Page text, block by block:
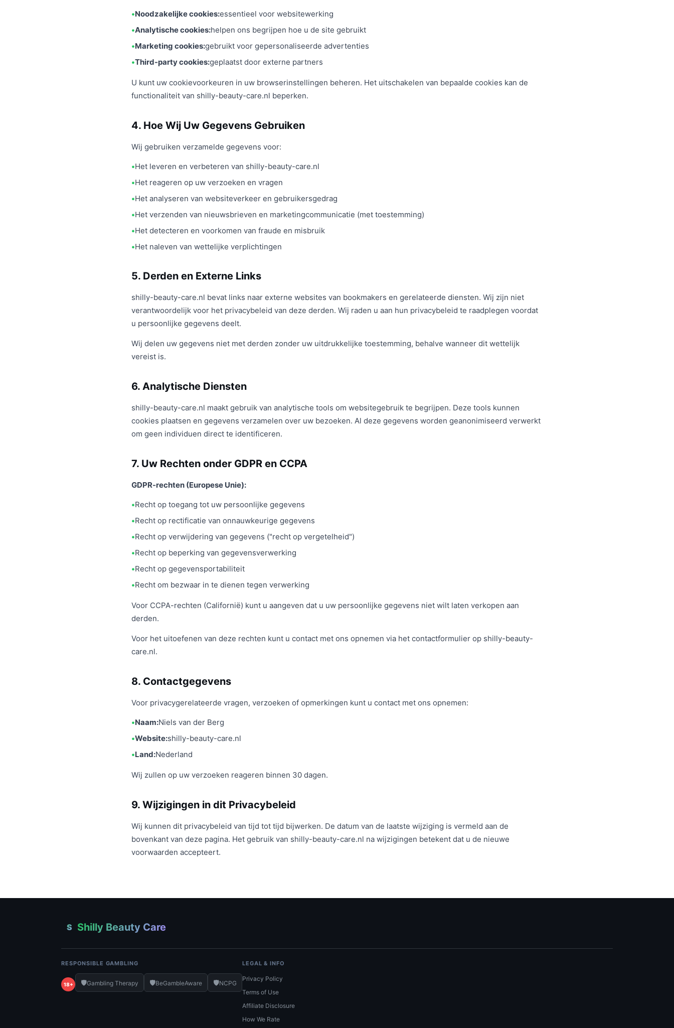
Noodzakelijke cookies:essentieel voor websitewerking
Analytische cookies:helpen ons begrijpen hoe u de site gebruikt
Marketing cookies:gebruikt voor gepersonaliseerde advertenties
Third-party cookies:geplaatst door externe partners
U kunt uw cookievoorkeuren in uw browserinstellingen beheren. Het uitschakelen van bepaalde cookies kan de
functionaliteit van shilly-beauty-care.nl beperken.
4. Hoe Wij Uw Gegevens Gebruiken
Wij gebruiken verzamelde gegevens voor:
Het leveren en verbeteren van shilly-beauty-care.nl
Het reageren op uw verzoeken en vragen
Het analyseren van websiteverkeer en gebruikersgedrag
Het verzenden van nieuwsbrieven en marketingcommunicatie (met toestemming)
Het detecteren en voorkomen van fraude en misbruik
Het naleven van wettelijke verplichtingen
5. Derden en Externe Links
shilly-beauty-care.nl bevat links naar externe websites van bookmakers en gerelateerde diensten. Wij zijn niet
verantwoordelijk voor het privacybeleid van deze derden. Wij raden u aan hun privacybeleid te raadplegen voordat
u persoonlijke gegevens deelt.
Wij delen uw gegevens niet met derden zonder uw uitdrukkelijke toestemming, behalve wanneer dit wettelijk
vereist is.
6. Analytische Diensten
shilly-beauty-care.nl maakt gebruik van analytische tools om websitegebruik te begrijpen. Deze tools kunnen
cookies plaatsen en gegevens verzamelen over uw bezoeken. Al deze gegevens worden geanonimiseerd verwerkt
om geen individuen direct te identificeren.
7. Uw Rechten onder GDPR en CCPA
GDPR-rechten (Europese Unie):
Recht op toegang tot uw persoonlijke gegevens
Recht op rectificatie van onnauwkeurige gegevens
Recht op verwijdering van gegevens ("recht op vergetelheid")
Recht op beperking van gegevensverwerking
Recht op gegevensportabiliteit
Recht om bezwaar in te dienen tegen verwerking
Voor CCPA-rechten (Californië) kunt u aangeven dat u uw persoonlijke gegevens niet wilt laten verkopen aan
derden.
Voor het uitoefenen van deze rechten kunt u contact met ons opnemen via het contactformulier op shilly-beauty-
care.nl.
8. Contactgegevens
Voor privacygerelateerde vragen, verzoeken of opmerkingen kunt u contact met ons opnemen:
Naam:Niels van der Berg
Website:shilly-beauty-care.nl
Land:Nederland
Wij zullen op uw verzoeken reageren binnen 30 dagen.
9. Wijzigingen in dit Privacybeleid
Wij kunnen dit privacybeleid van tijd tot tijd bijwerken. De datum van de laatste wijziging is vermeld aan de
bovenkant van deze pagina. Het gebruik van shilly-beauty-care.nl na wijzigingen betekent dat u de nieuwe
voorwaarden accepteert.
S Shilly Beauty Care
RESPONSIBLE GAMBLING
18+ 🛡️Gambling Therapy 🛡️BeGambleAware 🛡️NCPG
LEGAL & INFO
Privacy Policy
Terms of Use
Affiliate Disclosure
How We Rate